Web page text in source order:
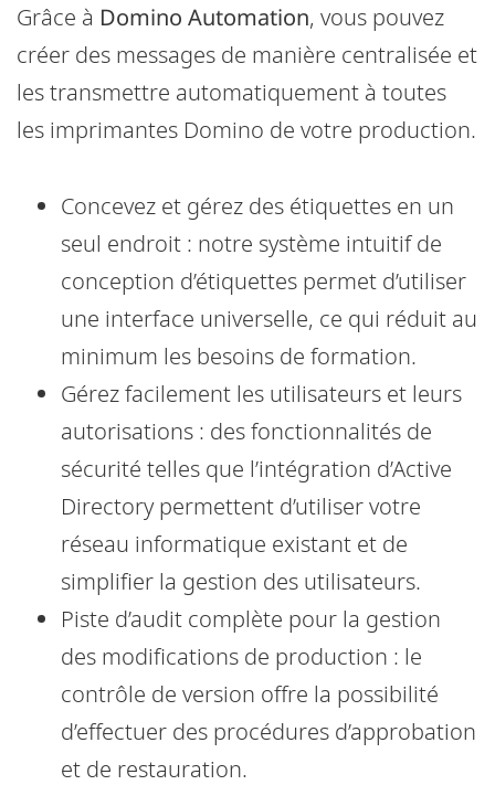
Grâce à Domino Automation, vous pouvez
créer des messages de manière centralisée et
les transmettre automatiquement à toutes
les imprimantes Domino de votre production.
Concevez et gérez des étiquettes en un
seul endroit : notre système intuitif de
conception d’étiquettes permet d’utiliser
une interface universelle, ce qui réduit au
minimum les besoins de formation.
Gérez facilement les utilisateurs et leurs
autorisations : des fonctionnalités de
sécurité telles que l’intégration d’Active
Directory permettent d’utiliser votre
réseau informatique existant et de
simplifier la gestion des utilisateurs.
Piste d’audit complète pour la gestion
des modifications de production : le
contrôle de version offre la possibilité
d’effectuer des procédures d’approbation
et de restauration.